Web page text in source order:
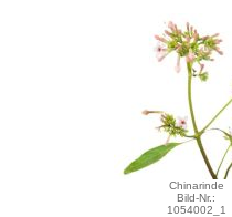
Chinarinde
Bild-Nr.:
1054002_1